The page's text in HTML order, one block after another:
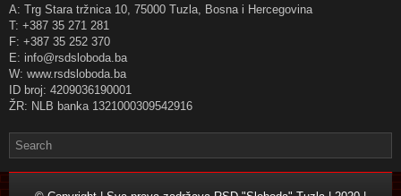
A: Trg Stara tržnica 10, 75000 Tuzla, Bosna i Hercegovina
T: +387 35 271 281
F: +387 35 252 370
E: info@rsdsloboda.ba
W: www.rsdsloboda.ba
ID broj: 4209036190001
ŽR: NLB banka 1321000309542916